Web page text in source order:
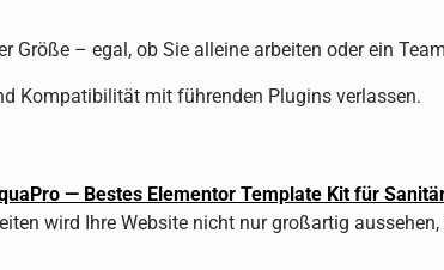
– egal, ob Sie alleine arbeiten oder ein
Kompatibilität mit führenden Plugins verlassen.
— Bestes Elementor Template Kit für
wird Ihre Website nicht nur großartig